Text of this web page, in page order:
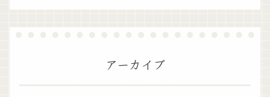
アーカイブ